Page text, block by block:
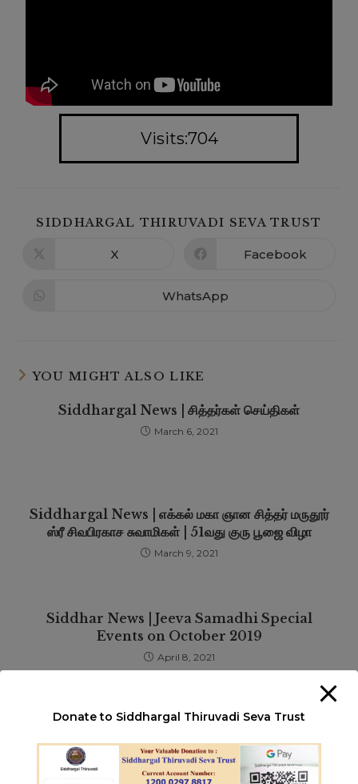
Visits:704
SIDDHARGAL THIRUVADI SEVA TRUST
X Facebook
WhatsApp
YOU MIGHT ALSO LIKE
Siddhargal News | சித்தர்கள் செய்திகள்
March 6, 2021
Siddhargal News | எக்கல் மகா ஞான சித்தர் மருதூர்
ஸ்ரீ சிவபிரகாச சுவாமிகள் | 51வது குரு பூஜை விழா
March 9, 2021
Siddhar News | Jeeva Samadhi Special
Events on October 2019
April 8, 2021
Leave a Reply
Donate to Siddhargal Thiruvadi Seva Trust